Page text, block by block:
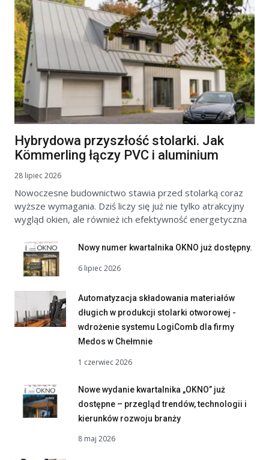
Hybrydowa przyszłość stolarki. Jak
Kömmerling łączy PVC i aluminium
28 lipiec 2026
Nowoczesne budownictwo stawia przed stolarką coraz
wyższe wymagania. Dziś liczy się już nie tylko atrakcyjny
wygląd okien, ale również ich efektywność energetyczna
Nowy numer kwartalnika OKNO już dostępny.
6 lipiec 2026
Automatyzacja składowania materiałów
długich w produkcji stolarki otworowej -
wdrożenie systemu LogiComb dla firmy
Medos w Chełmnie
1 czerwiec 2026
Nowe wydanie kwartalnika „OKNO” już
dostępne – przegląd trendów, technologii i
kierunków rozwoju branży
8 maj 2026